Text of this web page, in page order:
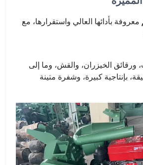
معروفة بأدائها العالي واستقرارها، مع
الخيزران، والقش، وما إلى
بإنتاجية كبيرة، وشفرة متينة